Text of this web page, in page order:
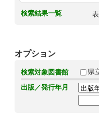
検索結果一覧
オプション
検索対象図書館 県
出版／発行年月